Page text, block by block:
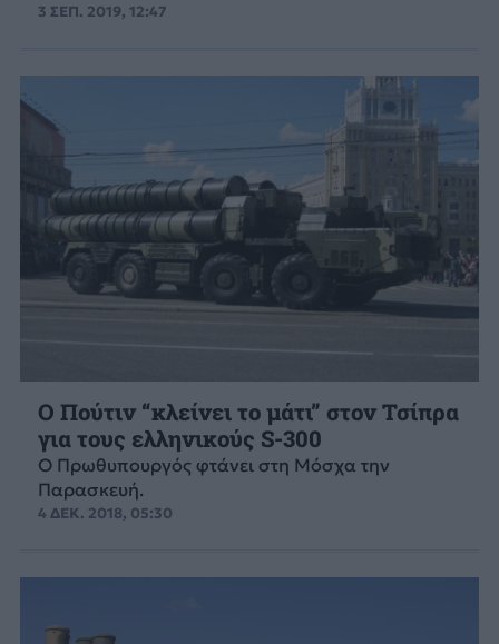
3 ΣΕΠ. 2019, 12:47
Ο Πούτιν “κλείνει το μάτι” στον Τσίπρα
για τους ελληνικούς S-300
Ο Πρωθυπουργός φτάνει στη Μόσχα την
Παρασκευή.
4 ΔΕΚ. 2018, 05:30